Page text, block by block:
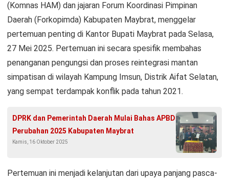
(Komnas HAM) dan jajaran Forum Koordinasi Pimpinan
Daerah (Forkopimda) Kabupaten Maybrat, menggelar
pertemuan penting di Kantor Bupati Maybrat pada Selasa,
27 Mei 2025. Pertemuan ini secara spesifik membahas
penanganan pengungsi dan proses reintegrasi mantan
simpatisan di wilayah Kampung Imsun, Distrik Aifat Selatan,
yang sempat terdampak konflik pada tahun 2021.
DPRK dan Pemerintah Daerah Mulai Bahas APBD
Perubahan 2025 Kabupaten Maybrat
Kamis, 16 Oktober 2025
Pertemuan ini menjadi kelanjutan dari upaya panjang pasca-